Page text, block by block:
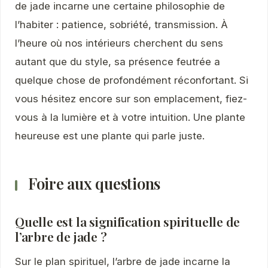
de jade incarne une certaine philosophie de
l’habiter : patience, sobriété, transmission. À
l’heure où nos intérieurs cherchent du sens
autant que du style, sa présence feutrée a
quelque chose de profondément réconfortant. Si
vous hésitez encore sur son emplacement, fiez-
vous à la lumière et à votre intuition. Une plante
heureuse est une plante qui parle juste.
Foire aux questions
Quelle est la signification spirituelle de
l’arbre de jade ?
Sur le plan spirituel, l’arbre de jade incarne la